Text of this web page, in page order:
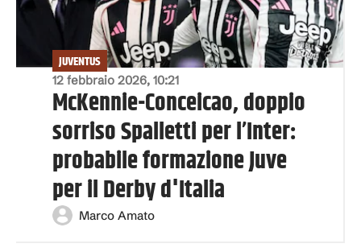
12 febbraio 2026, 10:21
JUVENTUS
McKennie-Conceicao, doppio
sorriso Spalletti per l’Inter:
probabile formazione Juve
per il Derby d'Italia
Marco Amato